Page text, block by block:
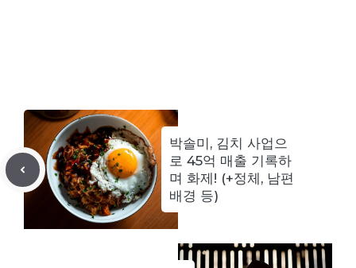
박솔미, 김치 사업으
로 45억 매출 기록하
며 화제! (+정체, 남편
배경 등)